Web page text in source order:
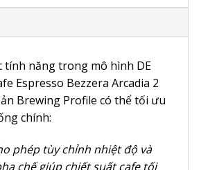
tính năng trong mô hình DE
Espresso Bezzera Arcadia 2
Brewing Profile có thể tối ưu
chính:
phép tùy chỉnh nhiệt độ và
chế giúp chiết suất cafe tối